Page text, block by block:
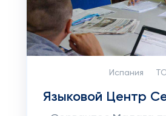
Испания
Языковой Центр